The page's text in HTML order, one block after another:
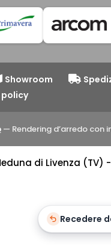
Showroom
policy
— Rendering d’arredo con
di Livenza
Recedere